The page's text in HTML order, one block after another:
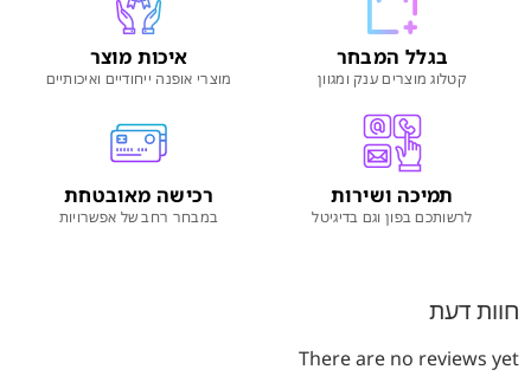
בגלל המבחר
קטלוג מוצרים ענק ומגוון
איכות מוצר
מוצרי אופנה ייחודיים ואיכותיים
תמיכה ושירות
לרשותכם בפון וגם בדיגיטל
רכישה מאובטחת
במבחר רחב של אפשרויות
חוות דעת
There are no reviews yet